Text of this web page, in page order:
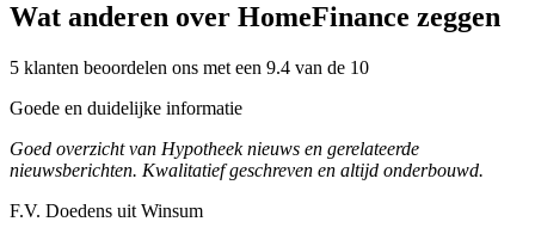
Wat anderen over HomeFinance zeggen
5 klanten beoordelen ons met een 9.4 van de 10
Goede en duidelijke informatie
Goed overzicht van Hypotheek nieuws en gerelateerde
nieuwsberichten. Kwalitatief geschreven en altijd onderbouwd.
F.V. Doedens uit Winsum